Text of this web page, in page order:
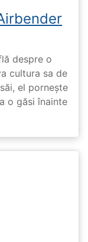
despre o
cultura sa de
el pornește
o găsi înainte